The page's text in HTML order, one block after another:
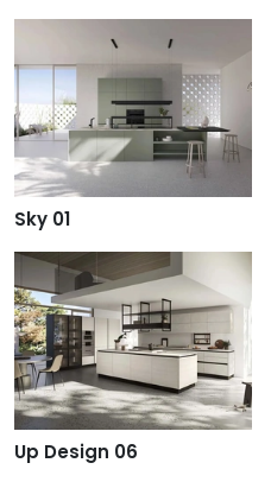
Sky 01
Up Design 06